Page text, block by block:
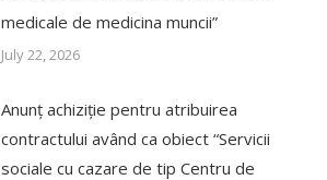
medicale de medicina muncii”
July 22, 2026
Anunț achiziție pentru atribuirea
contractului având ca obiect “Servicii
sociale cu cazare de tip Centru de